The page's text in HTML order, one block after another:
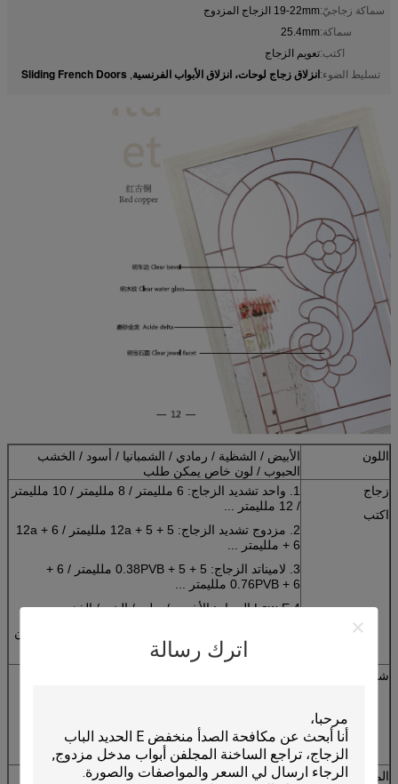
اترك رسالة
سماكة زجاجيّ:19-22mm الزجاج المزدوج
سماكة:25.4mm
اكتب:تعويم الزجاج
تسليط الضوء:انزلاق زجاج لوحات، انزلاق الأبواب الفرنسية,
Sliding French Doors
اللون
الأبيض / الشظية / رمادي / الشمبانيا / أسود / الخشب
الحبوب / لون خاص يمكن طلب
زجاج
اكتب
1. واحد تشديد الزجاج: 6 ملليمتر / 8 ملليمتر / 10 ملليمتر
/ 12 ملليمتر ...
2. مزدوج تشديد الزجاج: 5 + 12a + 5 ملليمتر / 6 + 12a
+ 6 ملليمتر ...
3. لاميناتد الزجاج: 5 + 0.38PVB + 5 ملليمتر / 6 +
0.76PVB + 6 ملليمتر ...
4.Low-E الزجاج: الأخضر / بولي / البني / الذهبي ...
5. أوثر الزجاج: بلوري الزجاج / الكريستال والزجاج / الفن
شبكة
المعدات
1. ألمانيا العلامة التجارية